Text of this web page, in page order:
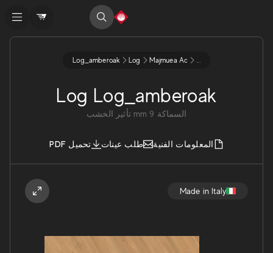
Made in Italy
...
Majmuea Ac
Log
Log_amberoak
Log Log_amberoak
السماكة 9 تأثير الخشب
المعلومات الفنية طلب عينات تحميل PDF